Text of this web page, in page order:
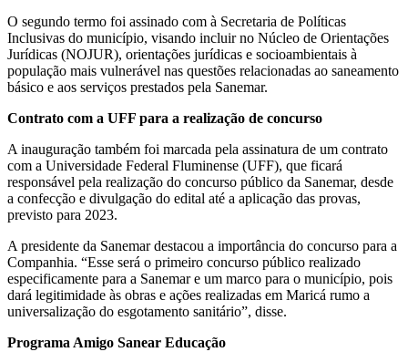
O segundo termo foi assinado com à Secretaria de Políticas
Inclusivas do município, visando incluir no Núcleo de Orientações
Jurídicas (NOJUR), orientações jurídicas e socioambientais à
população mais vulnerável nas questões relacionadas ao saneamento
básico e aos serviços prestados pela Sanemar.
Contrato com a UFF para a realização de concurso
A inauguração também foi marcada pela assinatura de um contrato
com a Universidade Federal Fluminense (UFF), que ficará
responsável pela realização do concurso público da Sanemar, desde
a confecção e divulgação do edital até a aplicação das provas,
previsto para 2023.
A presidente da Sanemar destacou a importância do concurso para a
Companhia. “Esse será o primeiro concurso público realizado
especificamente para a Sanemar e um marco para o município, pois
dará legitimidade às obras e ações realizadas em Maricá rumo a
universalização do esgotamento sanitário”, disse.
Programa Amigo Sanear Educação